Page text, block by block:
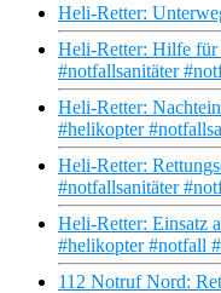
Heli-Retter:
Heli-Retter: Hilfe für
#notfallsanitäter
Heli-Retter:
#helikopter
Heli-Retter:
#notfallsanitäter
Heli-Retter: Einsatz
#helikopter #notfall
112 Notruf Nord: